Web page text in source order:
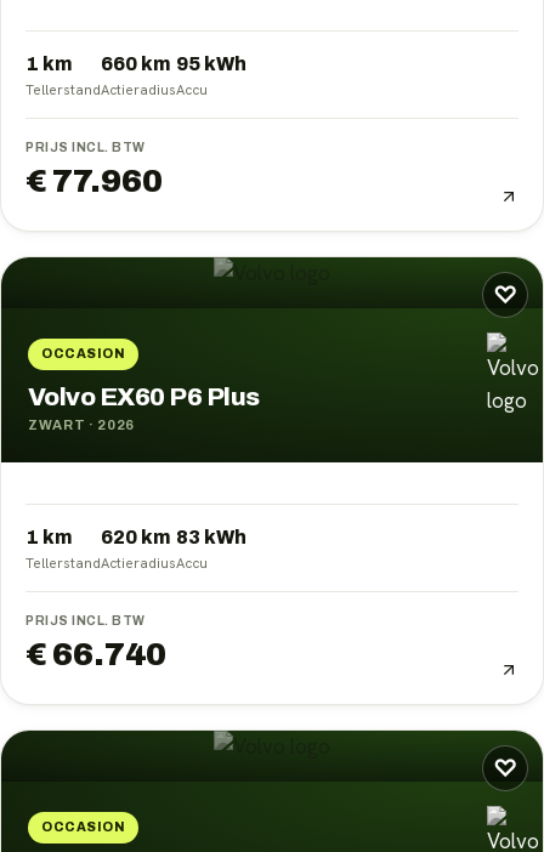
1 km
Tellerstand
660 km
Actieradius
95 kWh
Accu
PRIJS INCL. BTW
€ 77.960
♡
OCCASION
Volvo EX60 P6 Plus
ZWART · 2026
1 km
Tellerstand
620 km
Actieradius
83 kWh
Accu
PRIJS INCL. BTW
€ 66.740
♡
OCCASION